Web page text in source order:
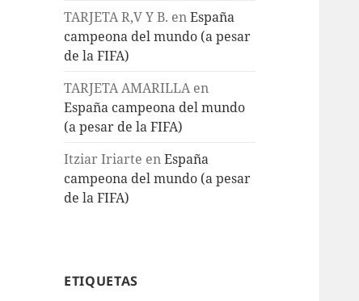
TARJETA R,V Y B. enEspaña
campeona del mundo (a pesar
de la FIFA)
TARJETA AMARILLAen
España campeona del mundo
(a pesar de la FIFA)
Itziar Iriarte enEspaña
campeona del mundo (a pesar
de la FIFA)
ETIQUETAS